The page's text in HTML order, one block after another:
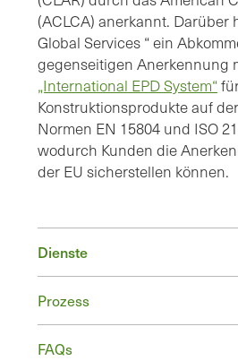
(ACLCA) anerkannt. Darüber
Global Services “ ein
gegenseitigen Anerkennung
„International EPD System“
Konstruktionsprodukte auf
Normen EN 15804 und ISO
wodurch Kunden die
der EU sicherstellen können.
Dienste
Prozess
FAQs